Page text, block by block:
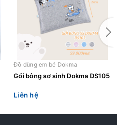
Đồ dùng em bé Dokma
Gối bông sơ sinh Dokma DS105
Liên hệ